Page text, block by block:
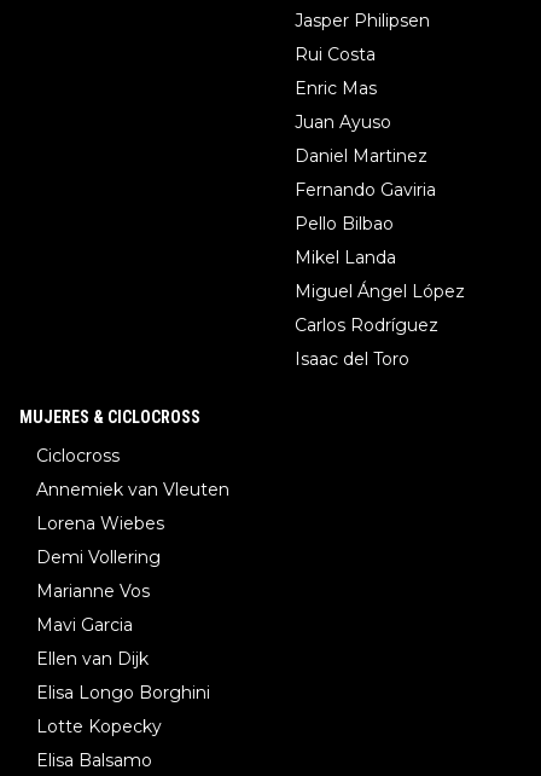
Jasper Philipsen
Rui Costa
Enric Mas
Juan Ayuso
Daniel Martinez
Fernando Gaviria
Pello Bilbao
Mikel Landa
Miguel Ángel López
Carlos Rodríguez
Isaac del Toro
MUJERES & CICLOCROSS
Ciclocross
Annemiek van Vleuten
Lorena Wiebes
Demi Vollering
Marianne Vos
Mavi Garcia
Ellen van Dijk
Elisa Longo Borghini
Lotte Kopecky
Elisa Balsamo